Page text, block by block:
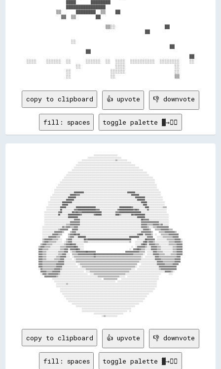
            ▒▒      ████████  ▒▒    ██
              ▓▓  ▒▒        ██
                                ▒▒░░                    ██
                  ░░
░░░░    ░░░░░░  ░░      ░░░░░░  ░░  ░░░░  ░░░░░░░░░░  ░░░░░░░░    ░░
                    ░░              ░░░░                    ░░
                ░░                ░░░░░░                    ░░
copy to clipboard 👍 upvote 👎 downvote
fill: spaces toggle palette ▓→✊🏽
copy to clipboard 👍 upvote 👎 downvote
fill: spaces toggle palette ▓→✊🏽